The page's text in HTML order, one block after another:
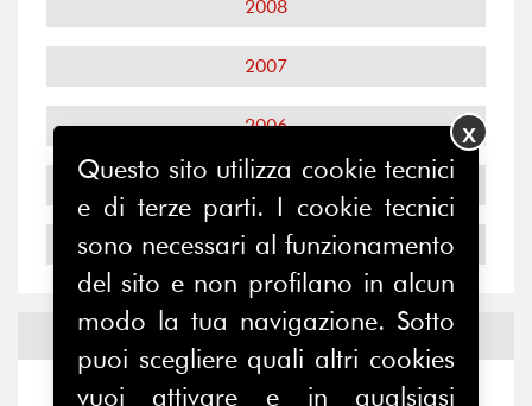
2008
2007
2006
2005
2004
Notizie edEventi
Questo sito utilizza cookie tecnici
e di terze parti. I cookie tecnici
sono necessari al funzionamento
del sito e non profilano in alcun
modo la tua navigazione. Sotto
puoi scegliere quali altri cookies
vuoi attivare e in qualsiasi
X